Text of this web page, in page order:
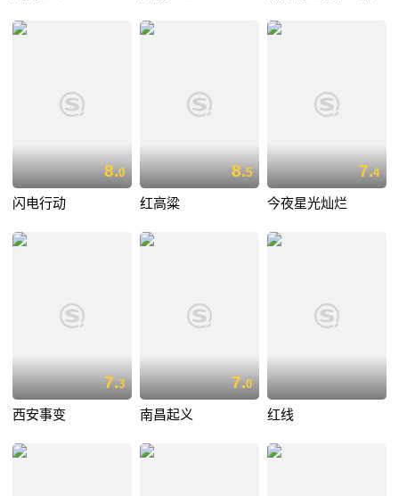
8.0
闪电行动
8.5
红高粱
7.4
今夜星光灿烂
7.3
西安事变
7.0
南昌起义 红线